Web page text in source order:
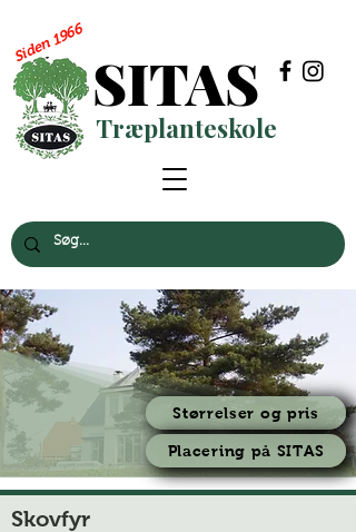
SITAS
Træplanteskole
Siden 1966
Størrelser og pris
Placering på SITAS
Skovfyr